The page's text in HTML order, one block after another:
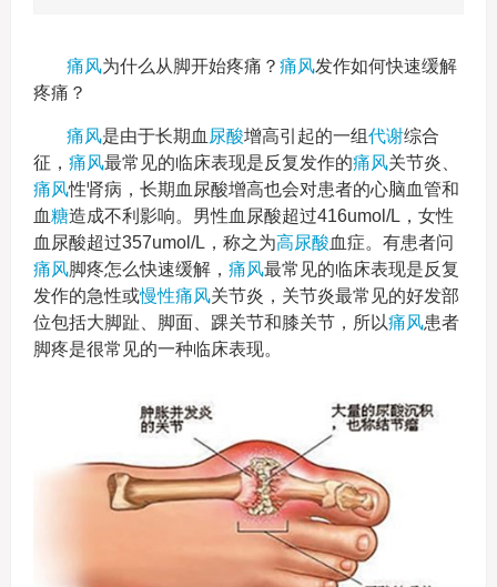
痛风为什么从脚开始疼痛？ 痛风发作如何快速缓解
疼痛？
痛风是由于长期血 尿酸增高引起的一组代谢综合
征， 痛风最常见的临床表现是反复发作的痛风关节炎、
痛风性肾病，长期血尿酸增高也会对患者的心脑血管和
血糖造成不利影响。男性血尿酸超过416umol/L，女性
血尿酸超过357umol/L，称之为高尿酸血症。有患者问
痛风脚疼怎么快速缓解， 痛风最常见的临床表现是反复
发作的急性或慢性痛风关节炎，关节炎最常见的好发部
位包括大脚趾、脚面、踝关节和膝关节，所以痛风患者
脚疼是很常见的一种临床表现。